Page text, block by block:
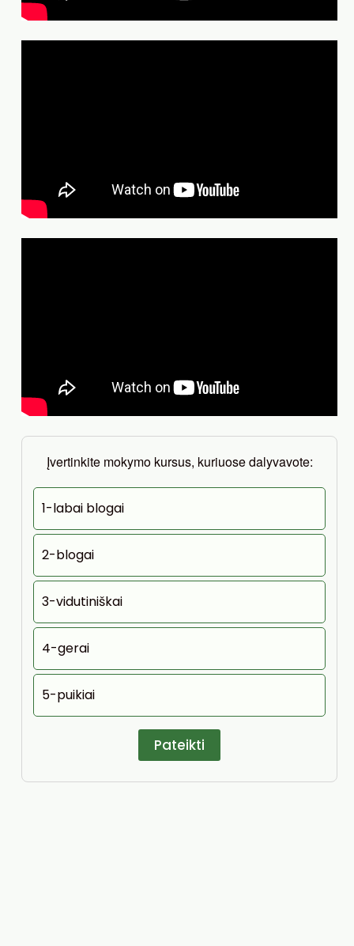
Įvertinkite mokymo kursus, kuriuose dalyvavote:
1-labai blogai
2-blogai
3-vidutiniškai
4-gerai
5-puikiai